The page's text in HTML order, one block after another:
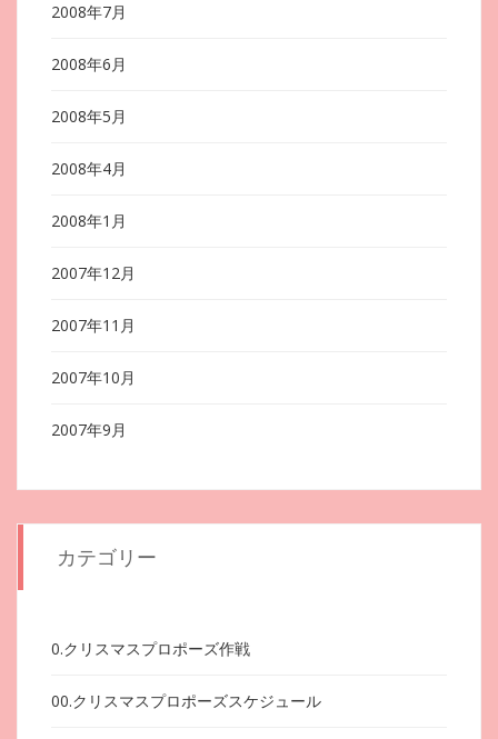
2008年7月
2008年6月
2008年5月
2008年4月
2008年1月
2007年12月
2007年11月
2007年10月
2007年9月
カテゴリー
0.クリスマスプロポーズ作戦
00.クリスマスプロポーズスケジュール